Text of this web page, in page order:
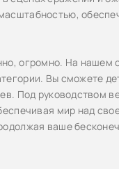
огромно. На нашем
Вы сможете
Под руководством
мир над
ваше